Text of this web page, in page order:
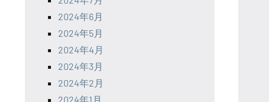
2024年6月
2024年5月
2024年4月
2024年3月
2024年2月
2024年1月